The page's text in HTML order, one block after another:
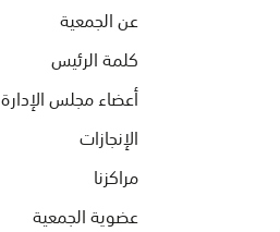
عن الجمعية
كلمة الرئيس
أعضاء مجلس الإدارة
الإنجازات
مراكزنا
عضوية الجمعية